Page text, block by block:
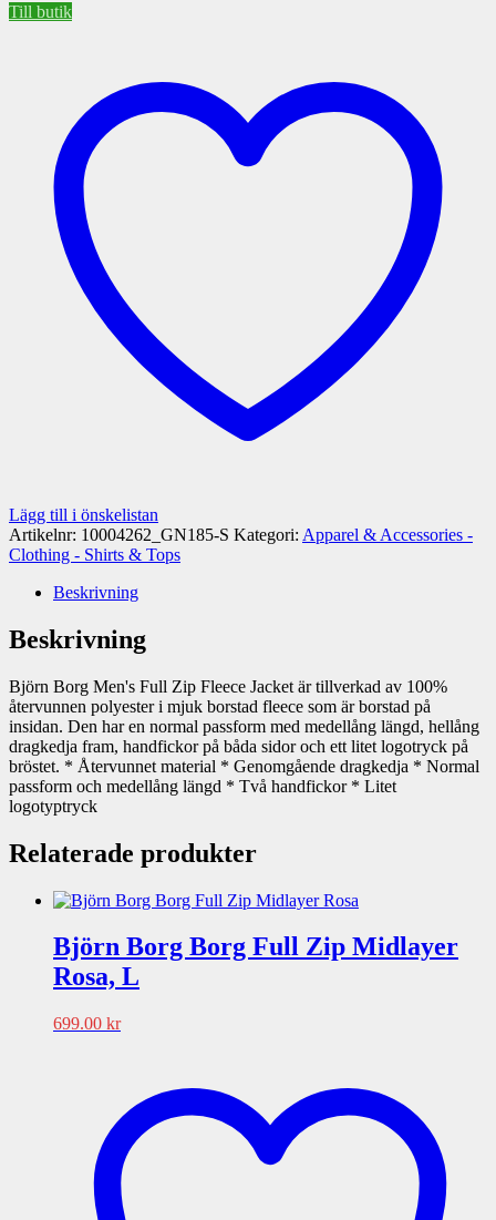
Till butik
Lägg till i önskelistan
Artikelnr: 10004262_GN185-S Kategori: Apparel & Accessories -
Clothing - Shirts & Tops
Beskrivning
Beskrivning
Björn Borg Men's Full Zip Fleece Jacket är tillverkad av 100%
återvunnen polyester i mjuk borstad fleece som är borstad på
insidan. Den har en normal passform med medellång längd, hellång
dragkedja fram, handfickor på båda sidor och ett litet logotryck på
bröstet. * Återvunnet material * Genomgående dragkedja * Normal
passform och medellång längd * Två handfickor * Litet
logotyptryck
Relaterade produkter
Björn Borg Borg Full Zip Midlayer
Rosa, L
699.00 kr